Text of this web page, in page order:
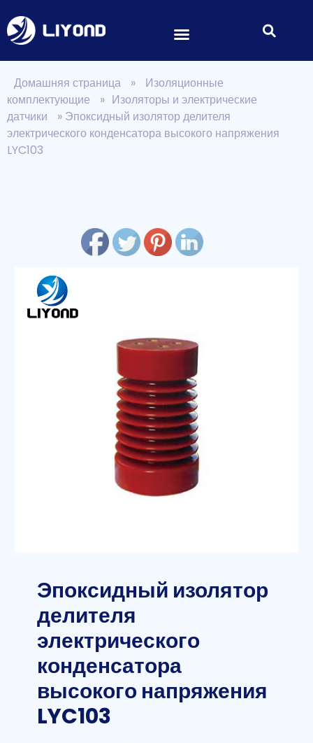
Домашняя страница »
Изоляционные
комплектующие
» Изоляторы и электрические
датчики
» Эпоксидный изолятор делителя
электрического конденсатора высокого напряжения
LYC103
Эпоксидный изолятор
делителя
электрического
конденсатора
высокого напряжения
LYC103